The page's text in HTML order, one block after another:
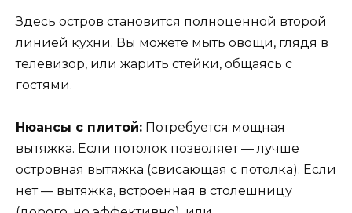
Здесь остров становится полноценной второй
линией кухни. Вы можете мыть овощи, глядя в
телевизор, или жарить стейки, общаясь с
гостями.
Нюансы с плитой: Потребуется мощная
вытяжка. Если потолок позволяет — лучше
островная вытяжка (свисающая с потолка). Если
нет — вытяжка, встроенная в столешницу